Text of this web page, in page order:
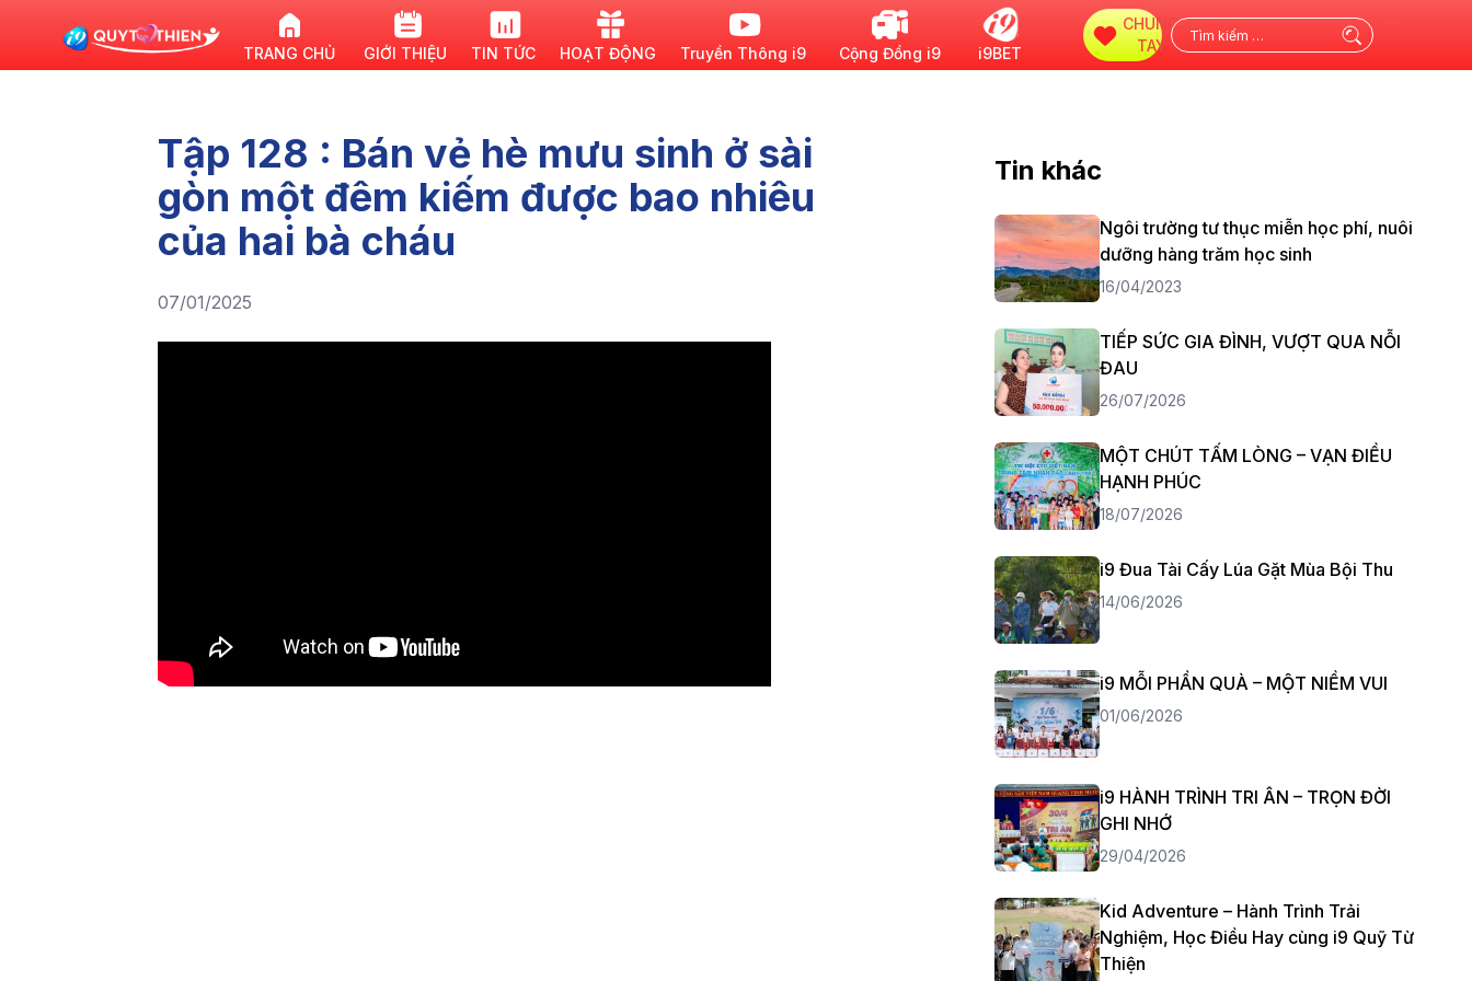
TRANG CHỦ GIỚI THIỆU TIN TỨC HOẠT ĐỘNG Truyền Thông i9 Cộng Đồng i9 i9BET
CHUNG
TAY
kiếm
Tập 128 : Bán vẻ hè mưu sinh ở sài
gòn một đêm kiếm được bao nhiêu
của hai bà cháu
07/01/2025
Tin khác
Ngôi trường tư thục miễn học phí, nuôi
dưỡng hàng trăm học sinh
16/04/2023
TIẾP SỨC GIA ĐÌNH, VƯỢT QUA NỖI
ĐAU
26/07/2026
MỘT CHÚT TẤM LÒNG – VẠN ĐIỀU
HẠNH PHÚC
18/07/2026
i9 Đua Tài Cấy Lúa Gặt Mùa Bội Thu
14/06/2026
i9 MỖI PHẦN QUÀ – MỘT NIỀM VUI
01/06/2026
i9 HÀNH TRÌNH TRI ÂN – TRỌN ĐỜI
GHI NHỚ
29/04/2026
Kid Adventure – Hành Trình Trải
Nghiệm, Học Điều Hay cùng i9 Quỹ Từ
Thiện